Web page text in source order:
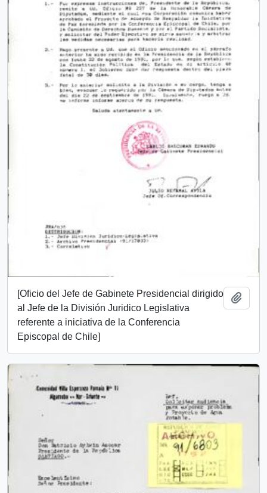
[Oficio del Jefe de Gabinete Presidencial dirigido
al Jefe de la División Juridico Legislativa
referente a iniciativa de la Conferencia
Episcopal de Chile]